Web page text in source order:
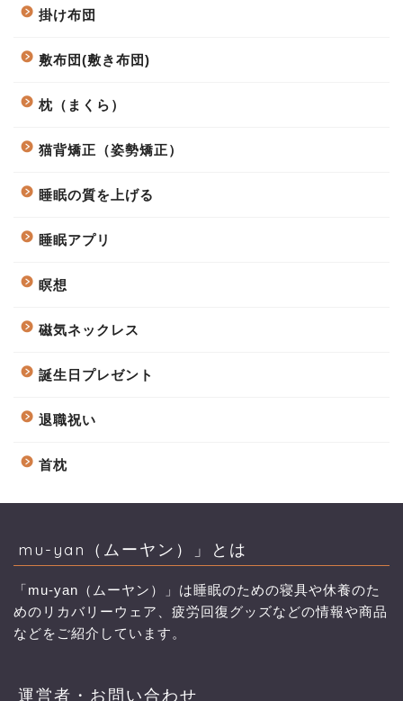
掛け布団
敷布団(敷き布団)
枕（まくら）
猫背矯正（姿勢矯正）
睡眠の質を上げる
睡眠アプリ
瞑想
磁気ネックレス
誕生日プレゼント
退職祝い
首枕
mu-yan（ムーヤン）」とは
「mu-yan（ムーヤン）」は睡眠のための寝具や休養のた
めのリカバリーウェア、疲労回復グッズなどの情報や商品
などをご紹介しています。
運営者・お問い合わせ